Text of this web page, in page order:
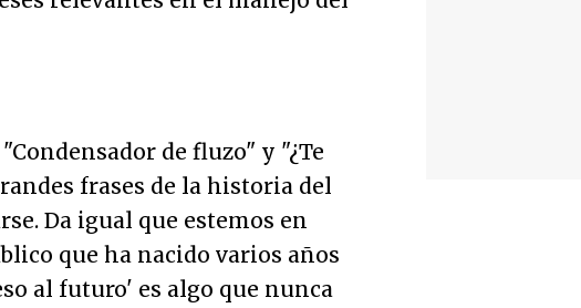
de fluzo" y "¿Te
frases de la historia del
Da igual que estemos en
que ha nacido varios años
al futuro' es algo que nunca